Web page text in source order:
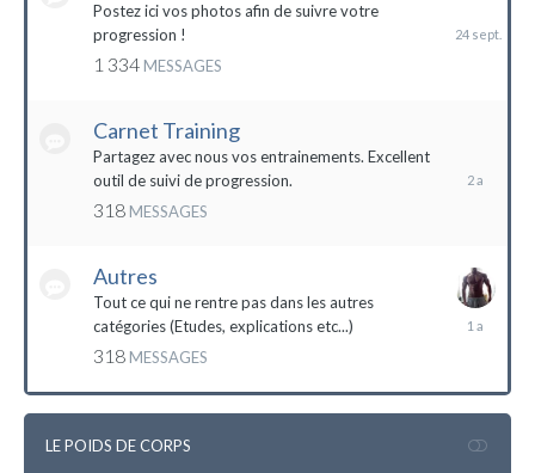
Postez ici vos photos afin de suivre votre
progression !
1 334 MESSAGES
2023
Carnet Training
Partagez avec nous vos entrainements. Excellent
outil de suivi de progression.
318 MESSAGES
2022
Autres
Tout ce qui ne rentre pas dans les autres
catégories (Etudes, explications etc...)
318 MESSAGES
10
LE POIDS DE CORPS